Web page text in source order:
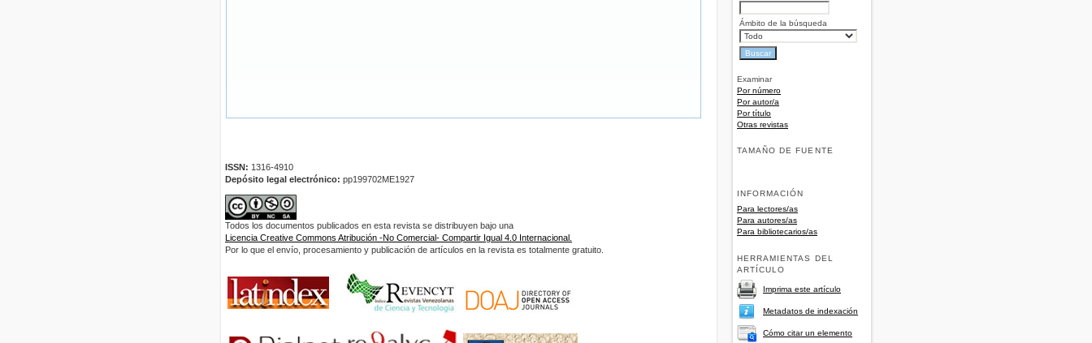
Ámbito de la búsqueda
Examinar
Por número
Por autor/a
Por título
Otras revistas
TAMAÑO DE FUENTE
INFORMACIÓN
Para lectores/as
Para autores/as
Para bibliotecarios/as
HERRAMIENTAS DEL
ARTÍCULO
Imprima este artículo
Metadatos de indexación
Cómo citar un elemento
ISSN: 1316-4910
Depósito legal electrónico: pp199702ME1927
Todos los documentos publicados en esta revista se distribuyen bajo una
Licencia Creative Commons Atribución -No Comercial- Compartir Igual 4.0 Internacional.
Por lo que el envío, procesamiento y publicación de artículos en la revista es totalmente gratuito.